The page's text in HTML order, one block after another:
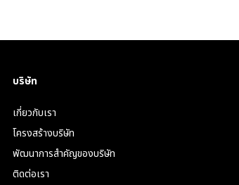
บริษัท
เกี่ยวกับเรา
โครงสร้างบริษัท
พัฒนาการสำคัญของบริษัท
ติดต่อเรา